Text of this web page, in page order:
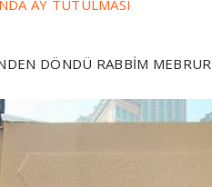
AY TUTULMASI
DÖNDÜ RABBİM